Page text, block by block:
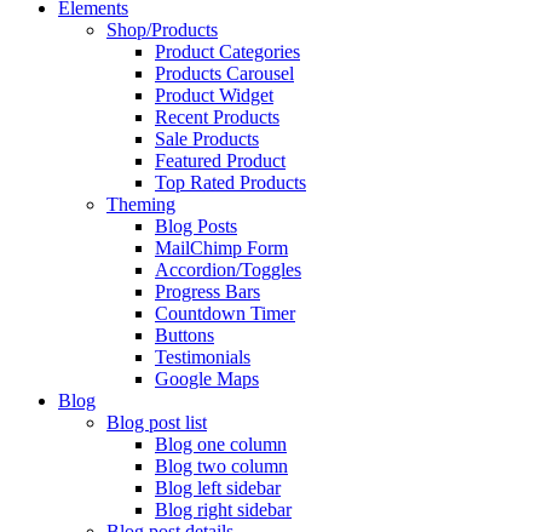
Elements
Shop/Products
Product Categories
Products Carousel
Product Widget
Recent Products
Sale Products
Featured Product
Top Rated Products
Theming
Blog Posts
MailChimp Form
Accordion/Toggles
Progress Bars
Countdown Timer
Buttons
Testimonials
Google Maps
Blog
Blog post list
Blog one column
Blog two column
Blog left sidebar
Blog right sidebar